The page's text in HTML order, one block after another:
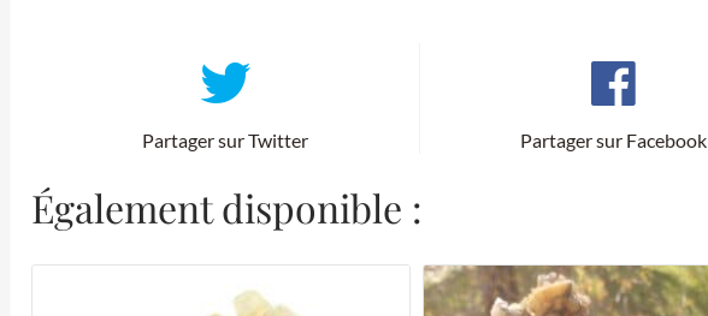
Partager sur Twitter Partager sur Facebook
Également disponible :